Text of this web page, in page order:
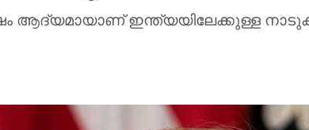
ആദ്യമായാണ് ഇന്ത്യയിലേക്കുള്ള